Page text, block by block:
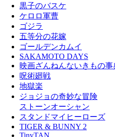
黒子のバスケ
ケロロ軍曹
ゴジラ
五等分の花嫁
ゴールデンカムイ
SAKAMOTO DAYS
映画ざんねんないきもの事
呪術廻戦
地獄楽
ジョジョの奇妙な冒険
ストーンオーシャン
スタンドマイヒーローズ
TIGER & BUNNY 2
TinyTAN